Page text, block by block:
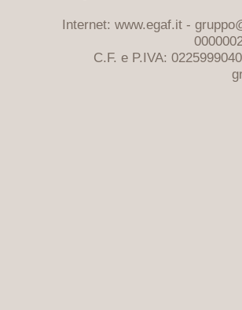
Internet: www.egaf.it -
C.F. e P.IVA: